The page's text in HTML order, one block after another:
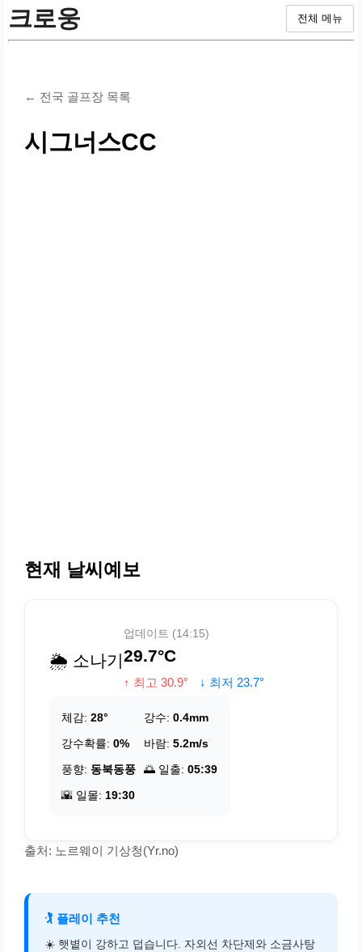
크로웅 전체 메뉴
← 전국 골프장 목록
시그너스CC
현재 날씨예보
🌦️ 소나기
업데이트 (14:15)
29.7°C
↑ 최고 30.9° ↓ 최저 23.7°
체감: 28° 강수: 0.4mm
강수확률: 0% 바람: 5.2m/s
풍향: 동북동풍 🌅 일출: 05:39
🌇 일몰: 19:30
출처: 노르웨이 기상청(Yr.no)
🏌️ 플레이 추천
☀️ 햇볕이 강하고 덥습니다. 자외선 차단제와 소금사탕